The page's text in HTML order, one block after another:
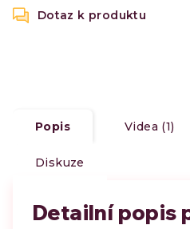
Popis Videa (1)
Diskuze
Detailní popis